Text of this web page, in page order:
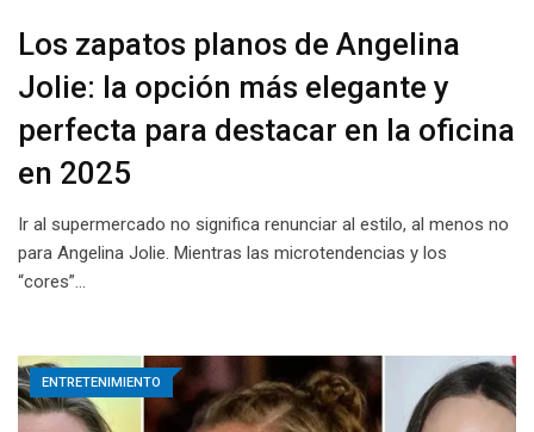
Los zapatos planos de Angelina
Jolie: la opción más elegante y
perfecta para destacar en la oficina
en 2025
Ir al supermercado no significa renunciar al estilo, al menos no
para Angelina Jolie. Mientras las microtendencias y los
“cores”…
ENTRETENIMIENTO